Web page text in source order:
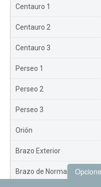
Centauro 1
Centauro 2
Centauro 3
Perseo 1
Perseo 2
Perseo 3
Orión
Brazo Exterior
Brazo de Norma